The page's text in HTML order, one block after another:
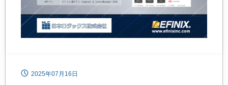
2025年07月16日